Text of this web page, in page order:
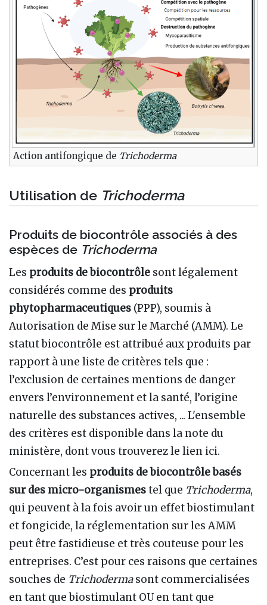
Action antifongique de Trichoderma
Utilisation de Trichoderma
Produits de biocontrôle associés à des
espèces de Trichoderma
Les produits de biocontrôle sont légalement
considérés comme des produits
phytopharmaceutiques (PPP), soumis à
Autorisation de Mise sur le Marché (AMM). Le
statut biocontrôle est attribué aux produits par
rapport à une liste de critères tels que :
l’exclusion de certaines mentions de danger
envers l’environnement et la santé, l’origine
naturelle des substances actives, ... L'ensemble
des critères est disponible dans la note du
ministère, dont vous trouverez le lien ici.
Concernant les produits de biocontrôle basés
sur des micro-organismestel que Trichoderma,
qui peuvent à la fois avoir un effet biostimulant
et fongicide, la réglementation sur les AMM
peut être fastidieuse et très couteuse pour les
entreprises. C’est pour ces raisons que certaines
souches de Trichodermasont commercialisées
en tant que biostimulant OU en tant que